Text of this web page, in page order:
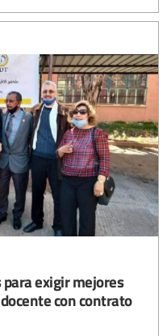
para exigir mejores
con contrato